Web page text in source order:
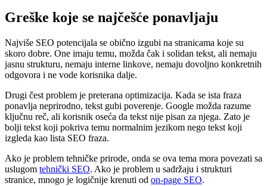
Greške koje se najčešće ponavljaju
Najviše SEO potencijala se obično izgubi na stranicama koje su
skoro dobre. One imaju temu, možda čak i solidan tekst, ali nemaju
jasnu strukturu, nemaju interne linkove, nemaju dovoljno konkretnih
odgovora i ne vode korisnika dalje.
Drugi čest problem je preterana optimizacija. Kada se ista fraza
ponavlja neprirodno, tekst gubi poverenje. Google možda razume
ključnu reč, ali korisnik oseća da tekst nije pisan za njega. Zato je
bolji tekst koji pokriva temu normalnim jezikom nego tekst koji
izgleda kao lista SEO fraza.
Ako je problem tehničke prirode, onda se ova tema mora povezati sa
uslugom tehnički SEO. Ako je problem u sadržaju i strukturi
stranice, mnogo je logičnije krenuti od on-page SEO.